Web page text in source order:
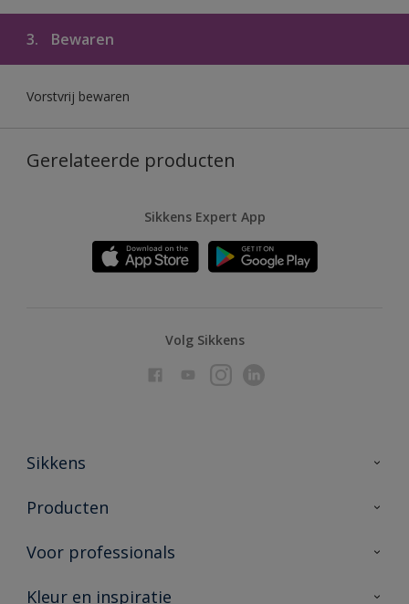
3. Bewaren
Vorstvrij bewaren
Gerelateerde producten
Sikkens Expert App
Volg Sikkens
Sikkens
Over Sikkens
Duurzaamheid
Producten
Producten voor binnen
Vind je verkooppunt
Voor professionals
Advies & service
Kleur en inspiratie